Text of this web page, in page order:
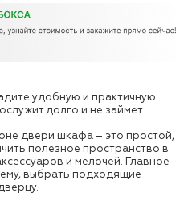
удобную и практичную
долго и не займет
двери шкафа – это простой,
полезное пространство в
и мелочей. Главное –
выбрать подходящие